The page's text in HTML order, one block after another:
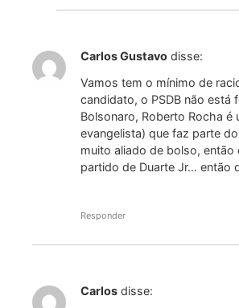
Carlos Gustavo disse:
Vamos tem o mínimo de
candidato, o PSDB não está
Bolsonaro, Roberto Rocha é
evangelista) que faz parte
muito aliado de bolso,
partido de Duarte Jr… então
Responder
Carlos disse: